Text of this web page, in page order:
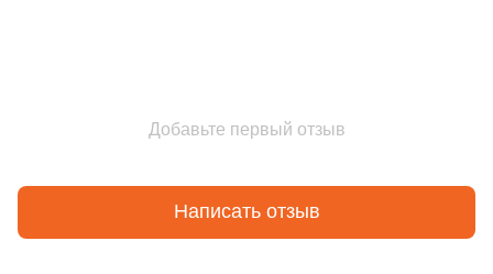
Добавьте первый отзыв
Написать отзыв